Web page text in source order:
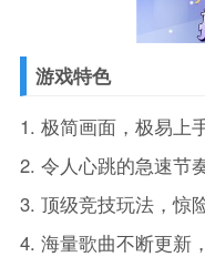
游戏特色
1. 极简画面，极易上
2. 令人心跳的急速节
3. 顶级竞技玩法，惊
4. 海量歌曲不断更新